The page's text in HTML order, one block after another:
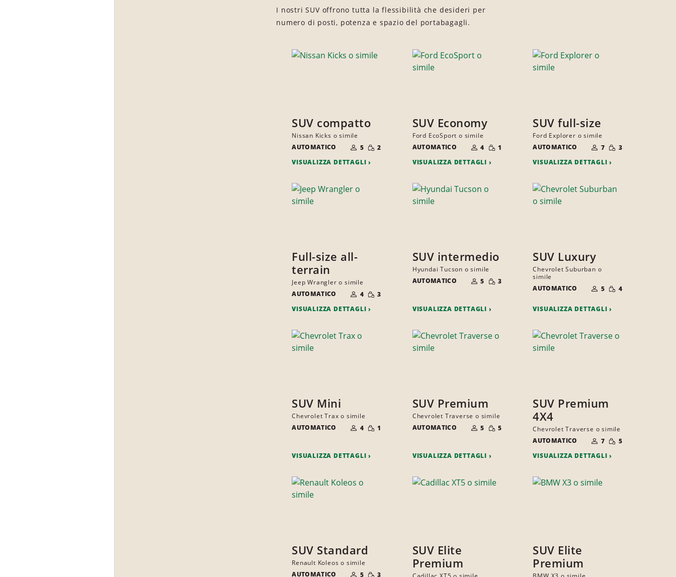
I nostri SUV offrono tutta la flessibilità che desideri per
numero di posti, potenza e spazio del portabagagli.
SUV compatto
Nissan Kicks o simile
AUTOMATICO
DI
PERSONE
5 QUANTITÀ
RIDOTTA
2
VISUALIZZA DETTAGLI
SUV Economy
Ford EcoSport o simile
AUTOMATICO
DI
PERSONE
4 QUANTITÀ
RIDOTTA
1
VISUALIZZA DETTAGLI
SUV full-size
Ford Explorer o simile
AUTOMATICO
DI
PERSONE
7 QUANTITÀ
RIDOTTA
3
VISUALIZZA DETTAGLI
Full-size all-
terrain
Jeep Wrangler o simile
AUTOMATICO
DI
PERSONE
4 QUANTITÀ
RIDOTTA
3
VISUALIZZA DETTAGLI
SUV intermedio
Hyundai Tucson o simile
AUTOMATICO
DI
PERSONE
5 QUANTITÀ
RIDOTTA
3
VISUALIZZA DETTAGLI
SUV Luxury
Chevrolet Suburban o
simile
AUTOMATICO
DI
PERSONE
5 QUANTITÀ
RIDOTTA
4
VISUALIZZA DETTAGLI
SUV Mini
Chevrolet Trax o simile
AUTOMATICO
DI
PERSONE
4 QUANTITÀ
RIDOTTA
1
VISUALIZZA DETTAGLI
SUV Premium
Chevrolet Traverse o simile
AUTOMATICO
DI
PERSONE
5 QUANTITÀ
RIDOTTA
5
VISUALIZZA DETTAGLI
SUV Premium
4X4
Chevrolet Traverse o simile
AUTOMATICO
DI
PERSONE
7 QUANTITÀ
RIDOTTA
5
VISUALIZZA DETTAGLI
SUV Standard
Renault Koleos o simile
AUTOMATICO
DI 5 QUANTITÀ
3
SUV Elite
Premium
SUV Elite
Premium